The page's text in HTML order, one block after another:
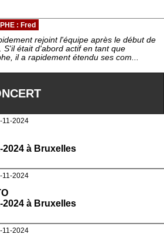
: Fred
rejoint l'équipe après le début de
S'il était d'abord actif en tant que
il a rapidement étendu ses com...
11-2024
2024 à Bruxelles
11-2024
2024 à Bruxelles
11-2024